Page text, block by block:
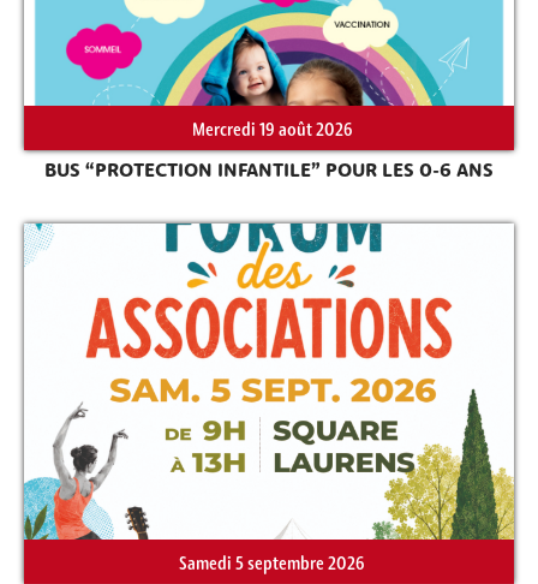
Mercredi 19 août 2026
BUS “PROTECTION INFANTILE” POUR LES 0-6 ANS
Samedi 5 septembre 2026